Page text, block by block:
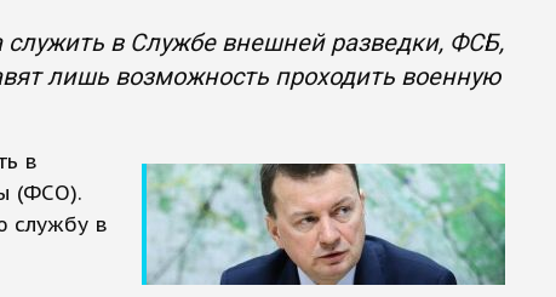
в Службе внешней разведки, ФСБ,
лишь возможность проходить военную
в
(ФСО).
службу в